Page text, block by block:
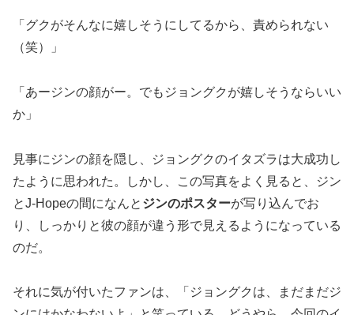
「グクがそんなに嬉しそうにしてるから、責められない
（笑）」
「あージンの顔がー。でもジョングクが嬉しそうならいい
か」
見事にジンの顔を隠し、ジョングクのイタズラは大成功し
たように思われた。しかし、この写真をよく見ると、ジン
とJ-Hopeの間になんと ジンのポスターが写り込んでお
り、しっかりと彼の顔が違う形で見えるようになっている
のだ。
それに気が付いたファンは、「ジョングクは、まだまだジ